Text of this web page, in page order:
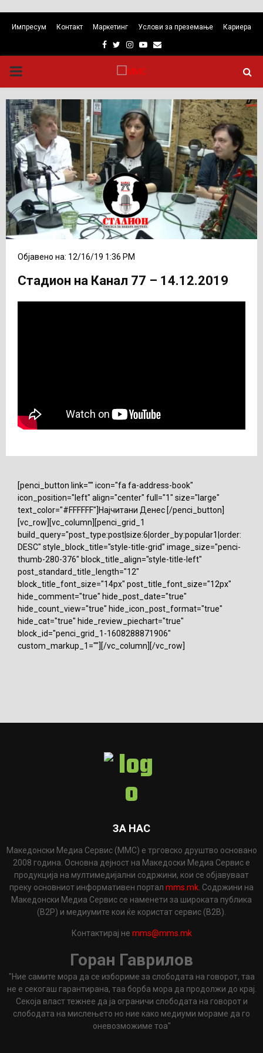
Импресум Контакт Маркетинг Услови за преземање Кариера
Facebook
TwitterInstagram
Youtube
Email
PRIMARY
MENU
Објавено на: 12/16/19 1:36 PM
Стадион на Канал 77 – 14.12.2019
[penci_button link="" icon="fa fa-address-book"
icon_position="left" align="center" full="1" size="large"
text_color="#FFFFFF"]Најчитани Денес [/penci_button]
[vc_row][vc_column][penci_grid_1
build_query="post_type:post|size:6|order_by:popular1|order:
DESC" style_block_title="style-title-grid" image_size="penci-
thumb-280-376" block_title_align="style-title-left"
post_standard_title_length="12"
block_title_font_size="14px" post_title_font_size="12px"
hide_comment="true" hide_post_date="true"
hide_count_view="true" hide_icon_post_format="true"
hide_cat="true" hide_review_piechart="true"
block_id="penci_grid_1-1608288871906"
custom_markup_1=""][/vc_column][/vc_row]
ЗА НАС
Македонски Медиа Сервис (ММС) е трговско друштво основано
2008 година. Основна дејност на Македоски Медиа Сервис е
продукција на мултимедијални содржини, кои се објавуваат
преку основниот информативен портал mms.mk . Содржини на
Македонски Медиа Сервис се наменети за широката публика
(B2P) и медиумите кои ќе користат сервис (B2B).
Контактирај не mms@mms.mk
Горан Гаврилов
"Ние самите мора да се избориме за слободата на говорот, таа
не е секогаш гарантирана, таа борба мора да продолжи до крај.
Секоја власт тежнее да ја ограничи слободата на говорот и
слободата на мислењето но ние како медиуми мораме да го
оневозможиме тоа"